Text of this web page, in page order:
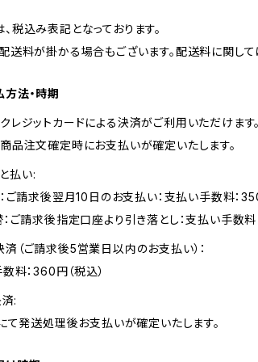
税込み表記となっております。
送料が掛かる場合もございます。配送料に関し
法・時期
レジットカードによる決済がご利用いただけます。
品注文確定時にお支払いが確定いたします。
払い:
ご請求後翌月10日のお支払い：支払い手数料：
：ご請求後指定口座より引き落とし：支払い手数料
（ご請求後5営業日以内のお支払い）：
料：360円（税込）
:
にて発送処理後お支払いが確定いたします。